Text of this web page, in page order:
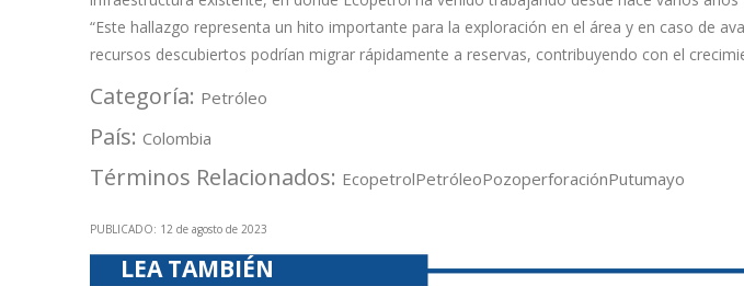
“Este hallazgo representa un hito importante para la exploración en el área y en caso de
recursos descubiertos podrían migrar rápidamente a reservas, contribuyendo con el
Categoría: Petróleo
País: Colombia
Términos Relacionados: EcopetrolPetróleoPozoperforaciónPutumayo
PUBLICADO: 12 de agosto de 2023
LEA TAMBIÉN